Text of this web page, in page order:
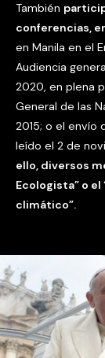
También
conferencias,
en Manila en el
Audiencia
2020, en plena
General de las
2015; o el envío
leído el 2 de
ello, diversos
Ecologista” o
climático”.